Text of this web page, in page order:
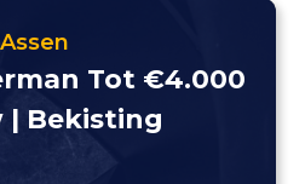
Assen
Tot €4.000
| Bekisting